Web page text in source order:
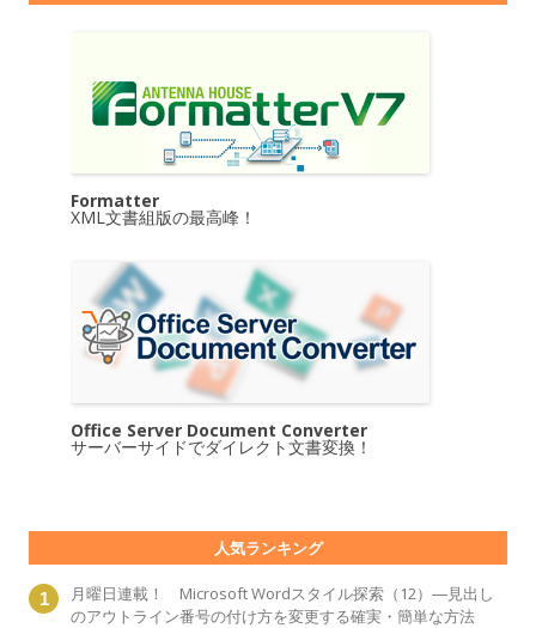
Formatter
XML文書組版の最高峰！
Office Server Document Converter
サーバーサイドでダイレクト文書変換！
人気ランキング
月曜日連載！ Microsoft Wordスタイル探索（12）―見出し
のアウトライン番号の付け方を変更する確実・簡単な方法